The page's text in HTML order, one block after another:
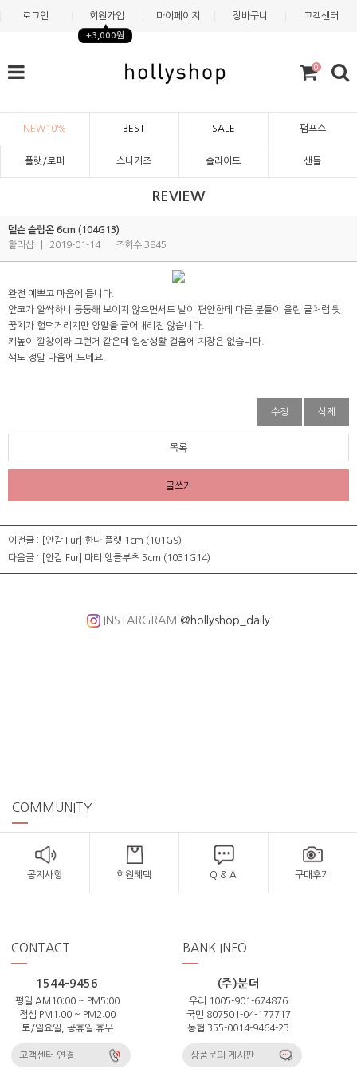
로그인 회원가입
+3,000원
마이페이지 장바구니 고객센터
0
NEW10% BEST SALE 펌프스
플랫/로퍼 스니커즈 슬라이드 샌들
REVIEW
델슨 슬립온 6cm (104G13)
할리샵
2019-01-14 조회수 3845
완전 예쁘고 마음에 듭니다.
앞코가 얄싹하니 퉁퉁해 보이지 않으면서도 발이 편안한데 다른 분들이 올린 글처럼 뒷
꿈치가 헐떡거리지만 양말을 끌어내리진 않습니다.
키높이 깔창이라 그런거 같은데 일상생활 걸음에 지장은 없습니다.
색도 정말 마음에 드네요.
수정 삭제
목록
글쓰기
이전글 :
[안감 Fur] 한나 플랫 1cm (101G9)
다음글 :
[안감 Fur] 마티 앵클부츠 5cm (1031G14)
INSTARGRAM @hollyshop_daily
COMMUNITY
공지사항 회원혜택 Q & A 구매후기
CONTACT
1544-9456
평일 AM10:00 ~ PM5:00
점심 PM1:00 ~ PM2:00
토/일요일, 공휴일 휴무
고객센터 연결
BANK INFO
(주)분더
우리 1005-901-674876
국민 807501-04-177717
농협 355-0014-9464-23
상품문의 게시판